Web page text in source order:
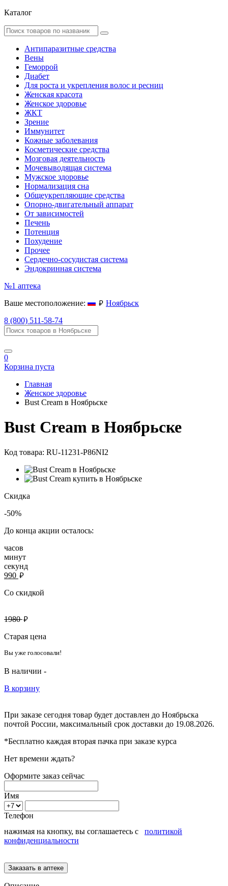
Каталог
Антипаразитные средства
Вены
Геморрой
Диабет
Для роста и укрепления волос и ресниц
Женская красота
Женское здоровье
ЖКТ
Зрение
Иммунитет
Кожные заболевания
Косметические средства
Мозговая деятельность
Мочевыводящая система
Мужское здоровье
Нормализация сна
Общеукрепляющие средства
Опорно-двигательный аппарат
От зависимостей
Печень
Потенция
Похудение
Прочее
Сердечно-сосудистая система
Эндокринная система
№1 аптека
Ваше местоположение:
руб. Ноябрьск
8 (800) 511-58-74
0
Корзина пуста
Главная
Женское здоровье
Bust Cream в Ноябрьске
Bust Cream в Ноябрьске
Код товара: RU-11231-P86NI2
Скидка
-50%
До конца акции осталось:
часов
минут
секунд
990 руб.
Со скидкой
1980руб.
Старая цена
Вы уже голосовали!
В наличии -
В корзину
При заказе сегодня товар будет доставлен до Ноябрьска
почтой России, максимальный срок доставки до 19.08.2026.
*Бесплатно каждая вторая пачка при заказе курса
Нет времени ждать?
Оформите заказ сейчас
Имя
Телефон
нажимая на кнопку, вы соглашаетесь с политикой
конфиденциальности